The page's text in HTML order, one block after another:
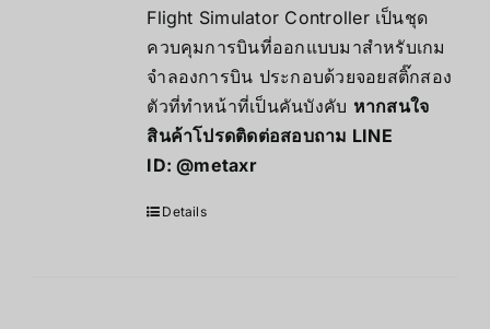
Flight Simulator Controller เป็นชุด
ควบคุมการบินที่ออกแบบมาสำหรับเกม
จำลองการบิน ประกอบด้วยจอยสติ๊กสอง
ตัวที่ทำหน้าที่เป็นคันบังคับ หากสนใจ
สินค้าโปรดติดต่อสอบถาม LINE
ID:@metaxr
Details